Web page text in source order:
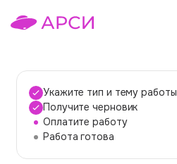
Темы работ
О сервисе
Укажите тип и тему работы
Получите черновик
Оплатите работу
Работа готова